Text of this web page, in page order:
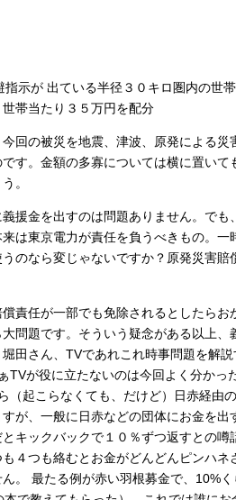
示が 出ている半径３０キロ圏内の世
帯当たり３５万円を配分
回の被災を地震、津波、原発による災
す。金額の多寡については横に置いて
。
援金を出すのは問題ありません。でも
は東京電力が責任を負うべきもの。一
のなら変じゃないですか？原発災害賠
責任が一部でも免除されるとしたらお
問題です。そういう疑念がある以上、
田さん、TVであれこれ時事問題を解説
TVが役に立たないのは今回よく分かっ
起こらなくても、だけど）日赤経由
が、一般に日赤などの団体にお金を出
キックバックで１０％ずつ返すとの噂
４つも絡むとお金がどんどんピンハネ
。 最たる例が赤い羽根募金で、10%く